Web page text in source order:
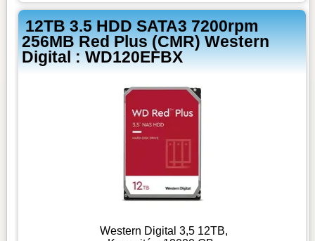
12TB 3.5 HDD SATA3 7200rpm
256MB Red Plus (CMR) Western
Digital : WD120EFBX
Western Digital 3,5 12TB,